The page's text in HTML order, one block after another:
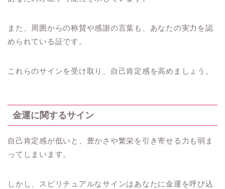
また、周囲からの称賛や感謝の言葉も、あなたの実力を認
められている証です。
これらのサインを受け取り、自己肯定感を高めましょう。
金運に関するサイン
自己肯定感が低いと、豊かさや繁栄を引き寄せる力も弱ま
ってしまいます。
しかし、スピリチュアルなサインはあなたに金運を呼び込